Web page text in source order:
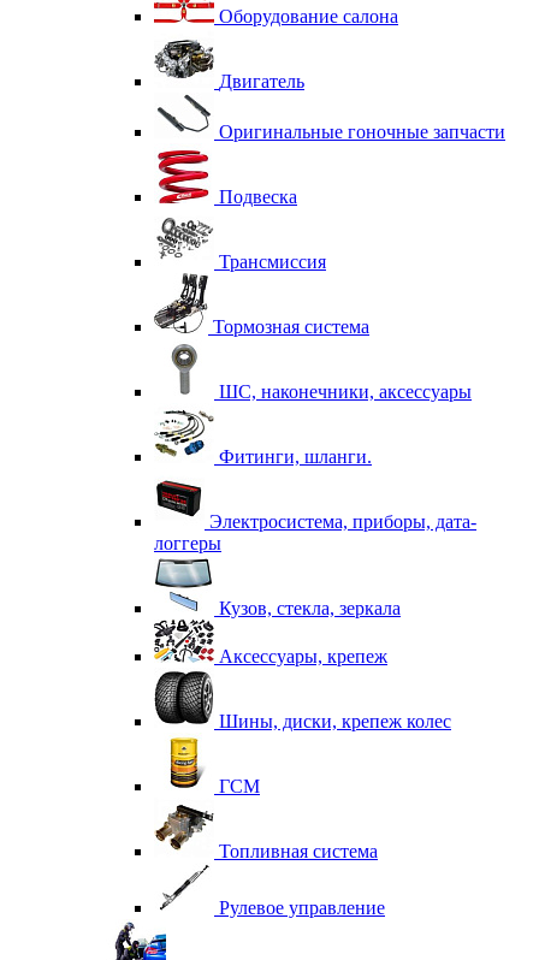
Оборудование салона
Двигатель
Оригинальные гоночные запчасти
Подвеска
Трансмиссия
Тормозная система
ШС, наконечники, аксессуары
Фитинги, шланги.
Электросистема, приборы, дата-
логгеры
Кузов, стекла, зеркала
Аксессуары, крепеж
Шины, диски, крепеж колес
ГСМ
Топливная система
Рулевое управление